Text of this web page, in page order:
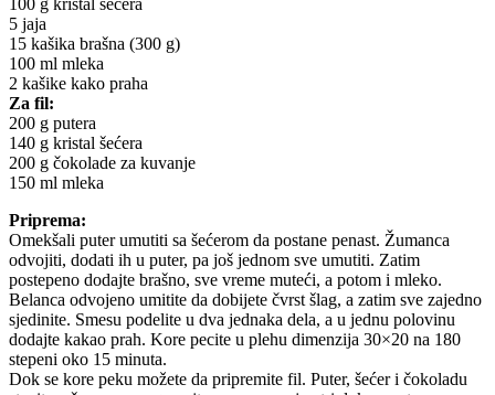
5 jaja
15 kašika brašna (300 g)
100 ml mleka
2 kašike kako praha
Za fil:
200 g putera
140 g kristal šećera
200 g čokolade za kuvanje
150 ml mleka
Priprema:
Omekšali puter umutiti sa šećerom da postane penast. Žumanca
odvojiti, dodati ih u puter, pa još jednom sve umutiti. Zatim
postepeno dodajte brašno, sve vreme muteći, a potom i mleko.
Belanca odvojeno umitite da dobijete čvrst šlag, a zatim sve zajedno
sjedinite. Smesu podelite u dva jednaka dela, a u jednu polovinu
dodajte kakao prah. Kore pecite u plehu dimenzija 30×20 na 180
stepeni oko 15 minuta.
Dok se kore peku možete da pripremite fil. Puter, šećer i čokoladu